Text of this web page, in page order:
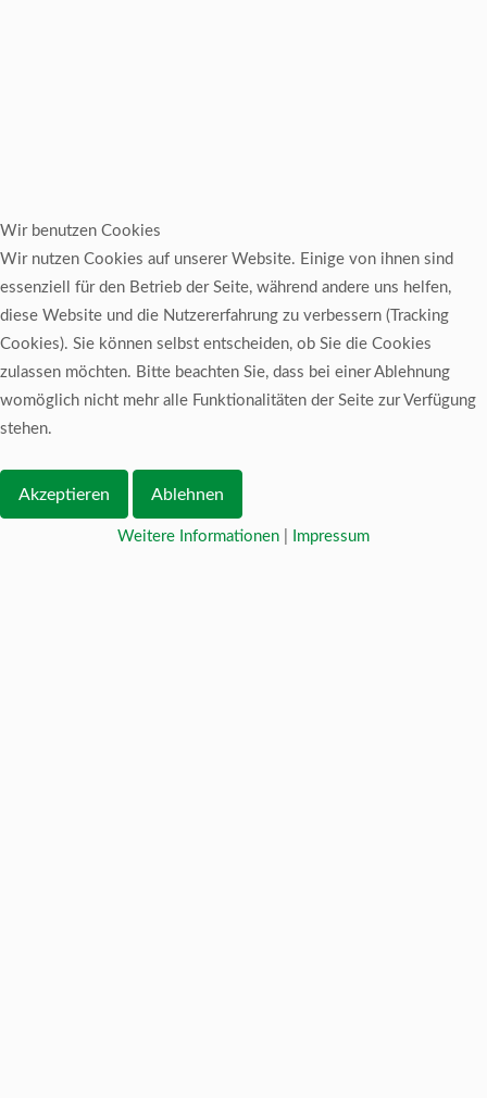
Wir benutzen Cookies
Wir nutzen Cookies auf unserer Website. Einige von ihnen sind
essenziell für den Betrieb der Seite, während andere uns helfen,
diese Website und die Nutzererfahrung zu verbessern (Tracking
Cookies). Sie können selbst entscheiden, ob Sie die Cookies
zulassen möchten. Bitte beachten Sie, dass bei einer Ablehnung
womöglich nicht mehr alle Funktionalitäten der Seite zur Verfügung
stehen.
Akzeptieren Ablehnen
Weitere Informationen Impressum